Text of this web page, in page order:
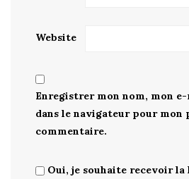
Website
Enregistrer mon nom, mon
dans le navigateur pour mon
commentaire.
Oui, je souhaite recevoir